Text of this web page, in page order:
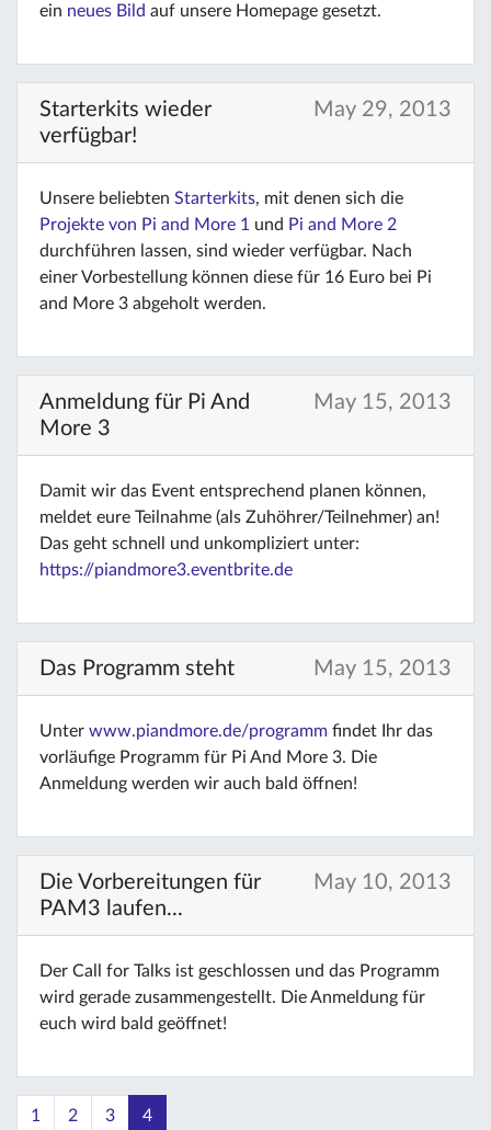
ein neues Bild auf unsere Homepage gesetzt.
Starterkits wieder
verfügbar!
May 29, 2013
Unsere beliebten Starterkits, mit denen sich die
Projekte von Pi and More 1 und Pi and More 2
durchführen lassen, sind wieder verfügbar. Nach
einer Vorbestellung können diese für 16 Euro bei Pi
and More 3 abgeholt werden.
Anmeldung für Pi And
More 3
May 15, 2013
Damit wir das Event entsprechend planen können,
meldet eure Teilnahme (als Zuhöhrer/Teilnehmer) an!
Das geht schnell und unkompliziert unter:
https://piandmore3.eventbrite.de
Das Programm steht May 15, 2013
Unter www.piandmore.de/programm findet Ihr das
vorläufige Programm für Pi And More 3. Die
Anmeldung werden wir auch bald öffnen!
Die Vorbereitungen für
PAM3 laufen...
May 10, 2013
Der Call for Talks ist geschlossen und das Programm
wird gerade zusammengestellt. Die Anmeldung für
euch wird bald geöffnet!
1 2 3 4